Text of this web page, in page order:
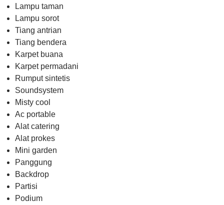
Lampu taman
Lampu sorot
Tiang antrian
Tiang bendera
Karpet buana
Karpet permadani
Rumput sintetis
Soundsystem
Misty cool
Ac portable
Alat catering
Alat prokes
Mini garden
Panggung
Backdrop
Partisi
Podium